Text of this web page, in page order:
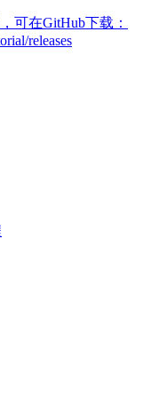
可在GitHub下载：
releases